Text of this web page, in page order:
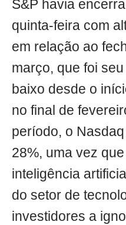
S&P havia
quinta-feira com
em relação ao
março, que foi
baixo desde o
no final de
período, o
28%, uma vez
inteligência
do setor de
investidores a